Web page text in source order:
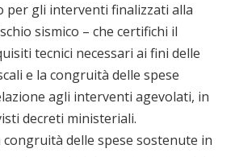
per gli interventi finalizzati alla
sismico – che certifichi il
tecnici necessari ai fini delle
e la congruità delle spese
agli interventi agevolati, in
decreti ministeriali.
congruità delle spese sostenute in